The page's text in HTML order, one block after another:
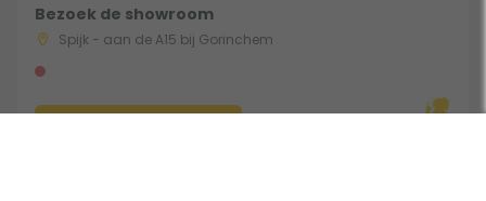
Bezoek de showroom
Spijk - aan de A15 bij Gorinchem